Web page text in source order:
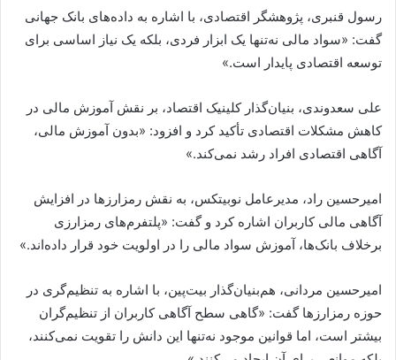
رسول قنبری، پژوهشگر اقتصادی، با اشاره به داده‌های بانک جهانی
گفت: «سواد مالی نه‌تنها یک ابزار فردی، بلکه یک نیاز اساسی برای
توسعه اقتصادی پایدار است.»
علی سعدوندی، بنیان‌گذار کلینیک اقتصاد، بر نقش آموزش مالی در
کاهش مشکلات اقتصادی تأکید کرد و افزود: «بدون آموزش مالی،
آگاهی اقتصادی افراد رشد نمی‌کند.»
امیرحسین راد، مدیرعامل نوبیتکس، به نقش رمزارزها در افزایش
آگاهی مالی کاربران اشاره کرد و گفت: «پلتفرم‌های رمزارزی
برخلاف بانک‌ها، آموزش سواد مالی را در اولویت خود قرار داده‌اند.»
امیرحسین مردانی، هم‌بنیان‌گذار بیت‌پین، با اشاره به تنظیم‌گری در
حوزه رمزارزها گفت: «گاهی سطح آگاهی کاربران از تنظیم‌گران
بیشتر است، اما قوانین موجود نه‌تنها این دانش را تقویت نمی‌کنند،